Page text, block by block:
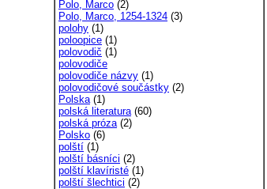
Polo, Marco (2)
Polo, Marco, 1254-1324 (3)
polohy (1)
poloopice (1)
polovodič (1)
polovodiče
polovodiče názvy (1)
polovodičové součástky (2)
Polska(1)
polská literatura(60)
polská próza(2)
Polsko (6)
polští (1)
polští básníci (2)
polští klavíristé (1)
polští šlechtici (2)